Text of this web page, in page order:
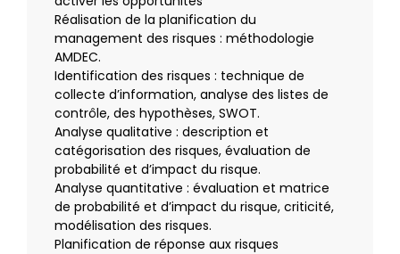
Réalisation de la planification du
management des risques : méthodologie
AMDEC.
Identification des risques : technique de
collecte d’information, analyse des listes de
contrôle, des hypothèses, SWOT.
Analyse qualitative : description et
catégorisation des risques, évaluation de
probabilité et d’impact du risque.
Analyse quantitative : évaluation et matrice
de probabilité et d’impact du risque, criticité,
modélisation des risques.
Planification de réponse aux risques